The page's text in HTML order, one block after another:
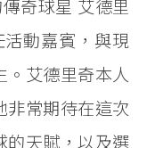
奇球星 艾德里
動嘉賓，與現
艾德里奇本人
非常期待在這次
的天賦，以及選